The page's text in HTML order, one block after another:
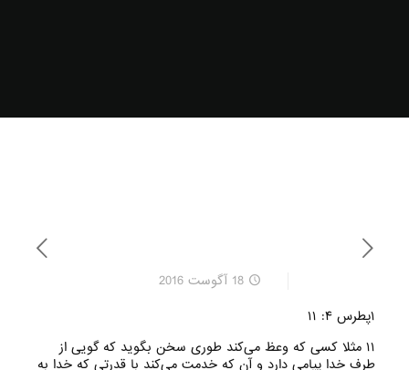
18 آگوست 2016
۱پطرس ۴: ۱۱
۱۱ مثلا کسی که وعظ می‌کند طوری سخن بگوید که گویی از
طرف خدا پیامی دارد و آن که خدمت می‌کند با قدرتی که خدا به